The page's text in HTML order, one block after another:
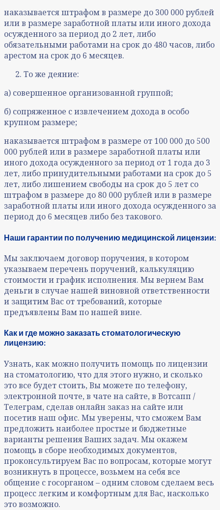
наказывается штрафом в размере до 300 000 рублей
или в размере заработной платы или иного дохода
осужденного за период до 2 лет, либо
обязательными работами на срок до 480 часов, либо
арестом на срок до 6 месяцев.
То же деяние:
а) совершенное организованной группой;
б) сопряженное с извлечением дохода в особо
крупном размере;
наказывается штрафом в размере от 100 000 до 500
000 рублей или в размере заработной платы или
иного дохода осужденного за период от 1 года до 3
лет, либо принудительными работами на срок до 5
лет, либо лишением свободы на срок до 5 лет со
штрафом в размере до 80 000 рублей или в размере
заработной платы или иного дохода осужденного за
период до 6 месяцев либо без такового.
Наши гарантии по получению медицинской лицензии:
Мы заключаем договор поручения, в котором
указываем перечень поручений, калькуляцию
стоимости и график исполнения. Мы вернем Вам
деньги в случае нашей виновной ответственности
и защитим Вас от требований, которые
предъявлены Вам по нашей вине.
Как и где можно заказать стоматологическую
лицензию:
Узнать, как можно получить помощь по лицензии
на стоматологию, что для этого нужно, и сколько
это все будет стоить, Вы можете по телефону,
электронной почте, в чате на сайте, в Вотсапп /
Телеграм, сделав онлайн заказ на сайте или
посетив наш офис. Мы уверены, что сможем Вам
предложить наиболее простые и бюджетные
варианты решения Ваших задач. Мы окажем
помощь в сборе необходимых документов,
проконсультируем Вас по вопросам, которые могут
возникнуть в процессе, возьмем на себя все
общение с госорганом – одним словом сделаем весь
процесс легким и комфортным для Вас, насколько
это возможно.